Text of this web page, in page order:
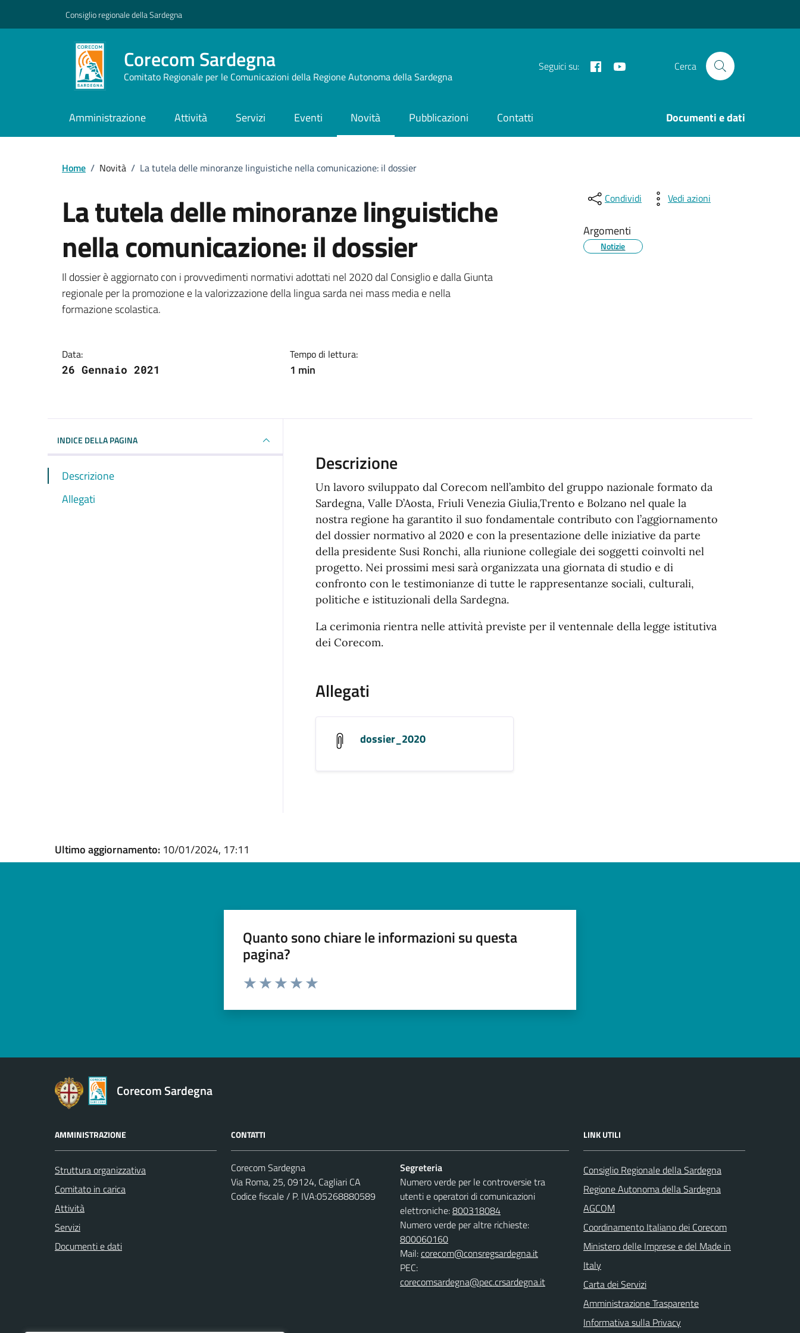
Consiglio regionale della Sardegna
Corecom Sardegna
Comitato Regionale per le Comunicazioni della Regione Autonoma della Sardegna
Seguici su: Facebook Cerca
Amministrazione Attività Servizi Eventi Novità Pubblicazioni Contatti Documenti e dati
Home / Novità / La tutela delle minoranze linguistiche nella comunicazione: il dossier
La tutela delle minoranze linguistiche
nella comunicazione: il dossier
Dettagli della notizia
Il dossier è aggiornato con i provvedimenti normativi adottati nel 2020 dal Consiglio e dalla Giunta
regionale per la promozione e la valorizzazione della lingua sarda nei mass media e nella
formazione scolastica.
Data:
26 Gennaio 2021
Tempo di lettura:
1 min
Condividi Vedi azioni
Argomenti
Notizie
INDICE DELLA PAGINA
Descrizione
Allegati
Descrizione
Un lavoro sviluppato dal Corecom nell’ambito del gruppo nazionale formato da
Sardegna, Valle D’Aosta, Friuli Venezia Giulia,Trento e Bolzano nel quale la
nostra regione ha garantito il suo fondamentale contributo con l’aggiornamento
del dossier normativo al 2020 e con la presentazione delle iniziative da parte
della presidente Susi Ronchi, alla riunione collegiale dei soggetti coinvolti nel
progetto. Nei prossimi mesi sarà organizzata una giornata di studio e di
confronto con le testimonianze di tutte le rappresentanze sociali, culturali,
politiche e istituzionali della Sardegna.
La cerimonia rientra nelle attività previste per il ventennale della legge istitutiva
dei Corecom.
Allegati
dossier_2020
Ultimo aggiornamento: 10/01/2024, 17:11
Quanto sono chiare le informazioni su questa
pagina?
Corecom Sardegna
AMMINISTRAZIONE
Struttura organizzativa
Comitato in carica
Attività
Servizi
Documenti e dati
CONTATTI
Corecom Sardegna
Via Roma, 25, 09124, Cagliari CA
Codice fiscale / P. IVA:05268880589
Segreteria
Numero verde per le controversie tra
utenti e operatori di comunicazioni
elettroniche:800318084
Numero verde per altre richieste:
800060160
Mail:corecom@consregsardegna.it
PEC:
corecomsardegna@pec.crsardegna.it
LINK UTILI
Consiglio Regionale della Sardegna
Regione Autonoma della Sardegna
AGCOM
Coordinamento Italiano dei Corecom
Ministero delle Imprese e del Made in
Italy
Carta dei Servizi
Amministrazione Trasparente
Informativa sulla Privacy